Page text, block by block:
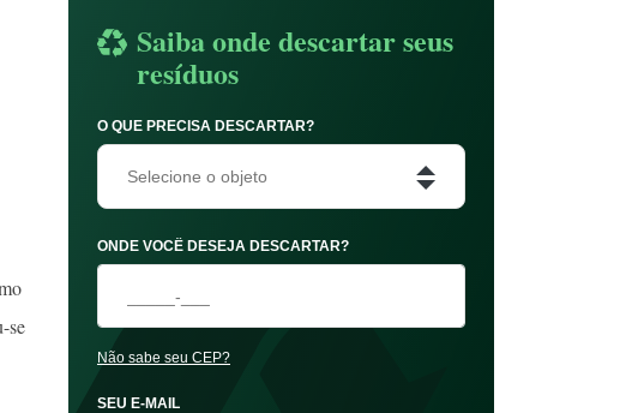
se
Saiba onde descartar seus
resíduos
O QUE PRECISA DESCARTAR?
Selecione o objeto
ONDE VOCÊ DESEJA DESCARTAR?
Não sabe seu CEP?
SEU E-MAIL